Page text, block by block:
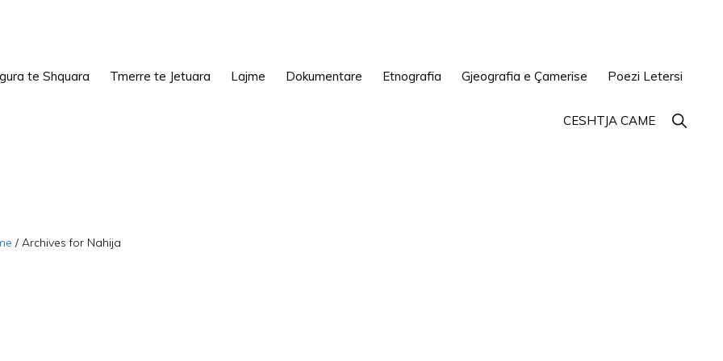
te Shquara Tmerre te Jetuara Lajme Dokumentare Etnografia Gjeografia e Çamerise Poezi Letersi
CESHTJA CAME Show
Search
/ Archives for Nahija